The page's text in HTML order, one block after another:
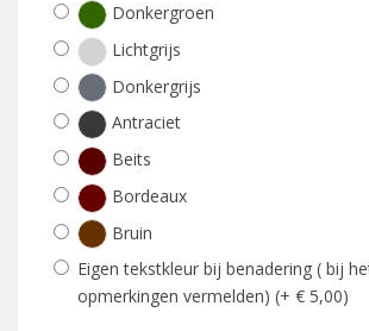
Donkergroen
Lichtgrijs
Donkergrijs
Antraciet
Beits
Bordeaux
Bruin
Eigen tekstkleur bij benadering ( bij
opmerkingen vermelden) (+ € 5,00)